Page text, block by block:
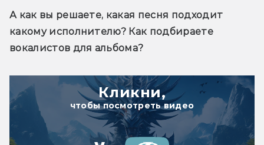
А как вы решаете, какая песня подходит
какому исполнителю? Как подбираете
вокалистов для альбома?
Кликни,
чтобы посмотреть видео